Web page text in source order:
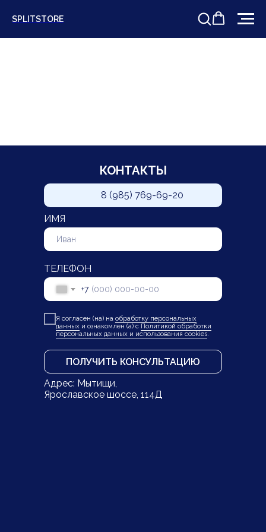
SPLITSTORE
Адрес: Мытищи,
Ярославское шоссе, 114Д
КОНТАКТЫ
8 (985) 769-69-20
ИМЯ
ТЕЛЕФОН
+7
Я согласен (на) на обработку персональных
данных и ознакомлен (а) с Политикой обработки
персональных данных и использования cookies.
ПОЛУЧИТЬ КОНСУЛЬТАЦИЮ